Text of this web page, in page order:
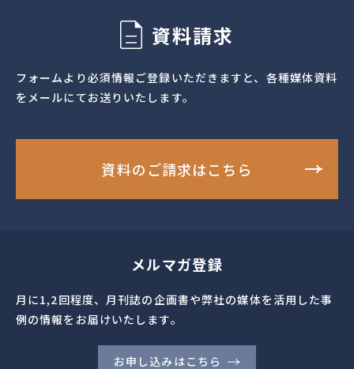
資料請求
フォームより必須情報ご登録いただきますと、各種媒体資料
をメールにてお送りいたします。
資料のご請求はこちら
メルマガ登録
月に1,2回程度、月刊誌の企画書や弊社の媒体を活用した事
例の情報をお届けいたします。
お申し込みはこちら